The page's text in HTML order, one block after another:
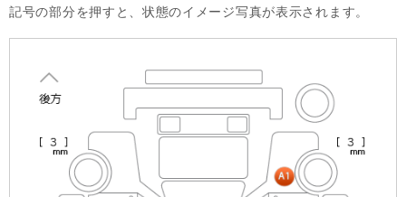
記号の部分を押すと、状態のイメージ写真が表示されます。